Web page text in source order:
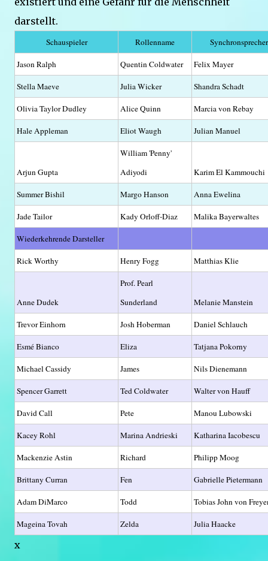
darstellt.
Schauspieler Rollenname Synchronsprecher
Jason Ralph Quentin Coldwater Felix Mayer
Stella Maeve Julia Wicker Shandra Schadt
Olivia Taylor Dudley Alice Quinn Marcia von Rebay
Hale Appleman Eliot Waugh Julian Manuel
Arjun Gupta
William 'Penny'
Adiyodi
Karim El Kammouchi
Summer Bishil Margo Hanson Anna Ewelina
Jade Tailor Kady Orloff-Diaz Malika Bayerwaltes
Wiederkehrende Darsteller
Rick Worthy Henry Fogg Matthias Klie
Anne Dudek
Prof. Pearl
Sunderland
Melanie Manstein
Trevor Einhorn Josh Hoberman Daniel Schlauch
Esmé Bianco Eliza Tatjana Pokorny
Michael Cassidy James Nils Dienemann
Spencer Garrett Ted Coldwater Walter von Hauff
David Call Pete Manou Lubowski
Kacey Rohl Marina Andrieski Katharina Iacobescu
Mackenzie Astin Richard Philipp Moog
Brittany Curran Fen Gabrielle Pietermann
Adam DiMarco Todd Tobias John von
Mageina Tovah Zelda Julia Haacke
x